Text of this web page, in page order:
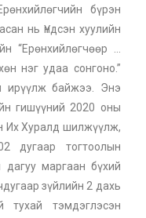
бүрэн
нь Үндсэн хуулийн
“Ерөнхийлөгчөөр …
нэг удаа сонгоно.”
ирүүлж байжээ. Энэ
гишүүний 2020 оны
Их Хуралд шилжүүлж,
дугаар тогтоолын
дагуу маргаан бүхий
зүйлийн 2 дахь
тухай тэмдэглэсэн